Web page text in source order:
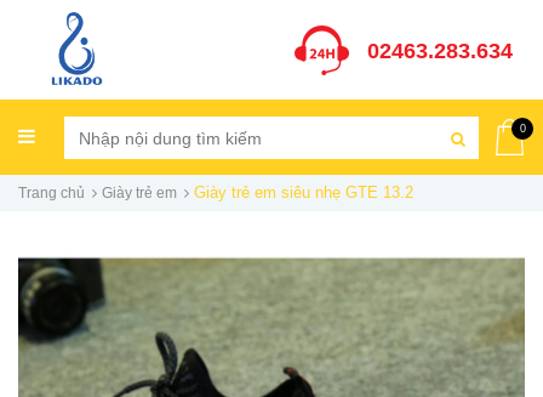
02463.283.634
0
Trang chủ Giày trẻ em Giày trẻ em siêu nhẹ GTE 13.2